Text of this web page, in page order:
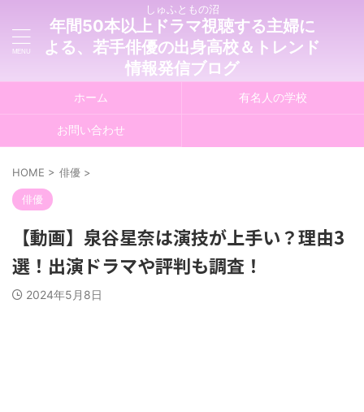
しゅふともの沼
年間50本以上ドラマ視聴する主婦に
よる、若手俳優の出身高校＆トレンド
情報発信ブログ
ホーム 有名人の学校
お問い合わせ
HOME > 俳優 >
俳優
【動画】泉谷星奈は演技が上手い？理由3
選！出演ドラマや評判も調査！
2024年5月8日